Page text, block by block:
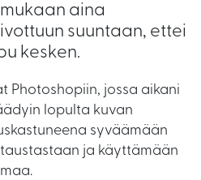
aina
suuntaan, ettei
kesken.
Photoshopiin, jossa aikani
lopulta kuvan
syväämään
ja käyttämään